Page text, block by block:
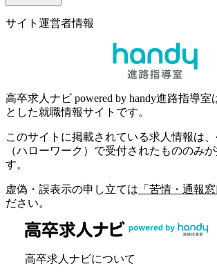
サイト運営者情報
高卒求人ナビ powered by handy進路指導室
とした就職情報サイトです。
このサイトに掲載されている求人情報は
（ハローワーク）で受付されたもののみ
す。
虚偽・誤表示の申し立ては 「苦情・通報窓
ださい。
高卒求人ナビについて